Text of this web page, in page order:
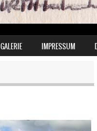
GALERIE IMPRESSUM